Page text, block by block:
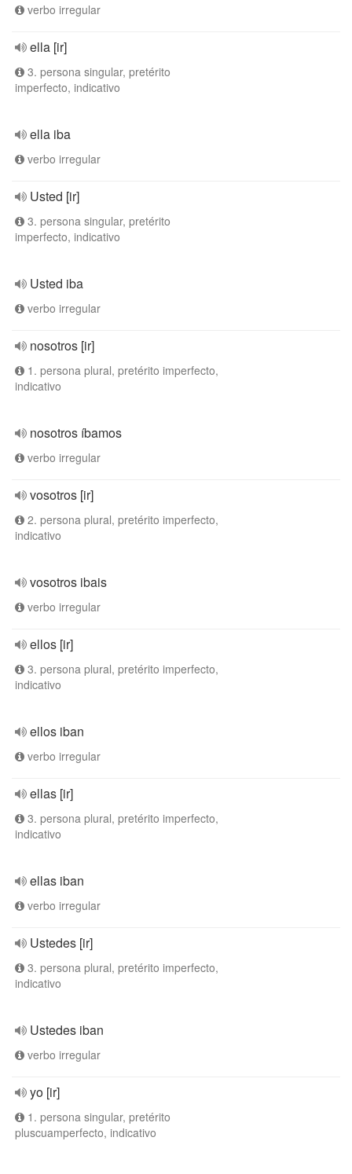
verbo irregular
ella [ir]
3. persona singular, pretérito
imperfecto, indicativo
ella iba
verbo irregular
Usted [ir]
3. persona singular, pretérito
imperfecto, indicativo
Usted iba
verbo irregular
nosotros [ir]
1. persona plural, pretérito imperfecto,
indicativo
nosotros íbamos
verbo irregular
vosotros [ir]
2. persona plural, pretérito imperfecto,
indicativo
vosotros ibais
verbo irregular
ellos [ir]
3. persona plural, pretérito imperfecto,
indicativo
ellos iban
verbo irregular
ellas [ir]
3. persona plural, pretérito imperfecto,
indicativo
ellas iban
verbo irregular
Ustedes [ir]
3. persona plural, pretérito imperfecto,
indicativo
Ustedes iban
verbo irregular
yo [ir]
1. persona singular, pretérito
pluscuamperfecto, indicativo